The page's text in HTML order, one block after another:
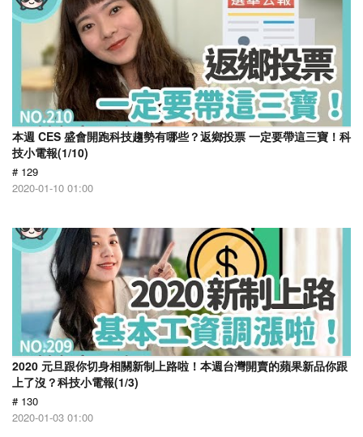
本週 CES 盛會開跑科技趨勢有哪些？返鄉投票 一定要帶這三寶！科
技小電報(1/10)
# 129
2020-01-10 01:00
2020 元旦跟你切身相關新制上路啦！本週台灣開賣的蘋果新品你跟
上了沒？科技小電報(1/3)
# 130
2020-01-03 01:00